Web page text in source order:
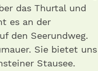
das Thurtal und
es an der
den Seerundweg.
Sie bietet uns
Stausee.